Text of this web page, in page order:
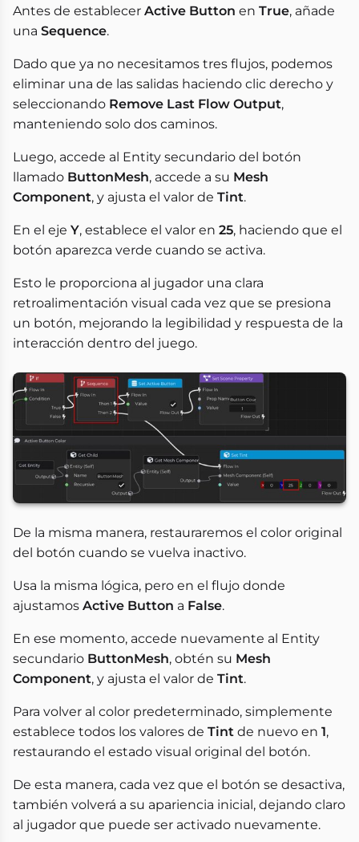
Antes de establecer Active Button en True, añade
una Sequence.
Dado que ya no necesitamos tres flujos, podemos
eliminar una de las salidas haciendo clic derecho y
seleccionando Remove Last Flow Output,
manteniendo solo dos caminos.
Luego, accede al Entity secundario del botón
llamado ButtonMesh, accede a su Mesh
Component, y ajusta el valor de Tint.
En el eje Y, establece el valor en 25, haciendo que el
botón aparezca verde cuando se activa.
Esto le proporciona al jugador una clara
retroalimentación visual cada vez que se presiona
un botón, mejorando la legibilidad y respuesta de la
interacción dentro del juego.
De la misma manera, restauraremos el color original
del botón cuando se vuelva inactivo.
Usa la misma lógica, pero en el flujo donde
ajustamos Active Button a False.
En ese momento, accede nuevamente al Entity
secundario ButtonMesh, obtén su Mesh
Component, y ajusta el valor de Tint.
Para volver al color predeterminado, simplemente
establece todos los valores de Tint de nuevo en 1,
restaurando el estado visual original del botón.
De esta manera, cada vez que el botón se desactiva,
también volverá a su apariencia inicial, dejando claro
al jugador que puede ser activado nuevamente.